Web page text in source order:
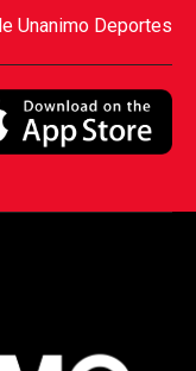
Unanimo Deportes